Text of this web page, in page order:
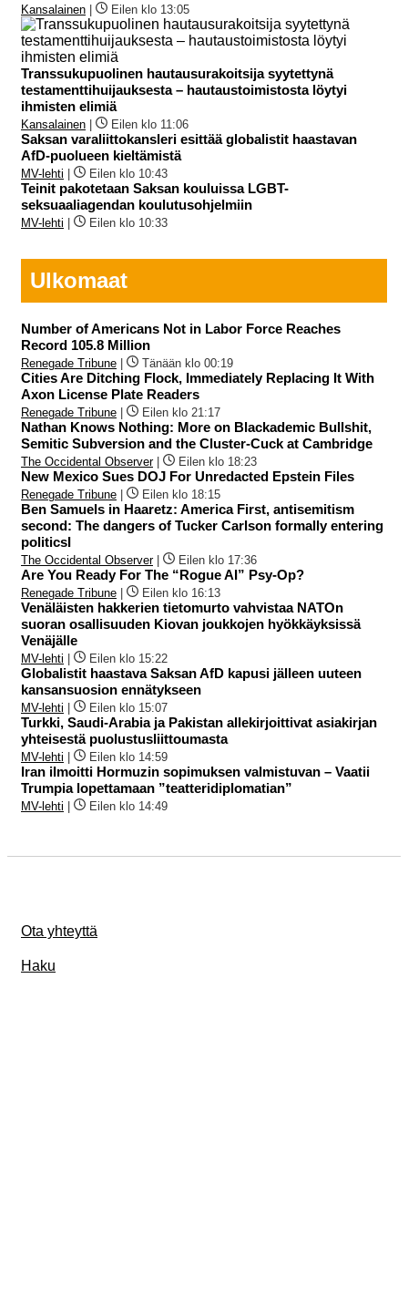
Kansalainen Eilen klo 13:05
Transsukupuolinen hautausurakoitsija syytettynä
testamenttihuijauksesta – hautaustoimistosta löytyi
ihmisten elimiä
Kansalainen Eilen klo 11:06
Saksan varaliittokansleri esittää globalistit haastavan
AfD-puolueen kieltämistä
MV-lehti Eilen klo 10:43
Teinit pakotetaan Saksan kouluissa LGBT-
seksuaaliagendan koulutusohjelmiin
MV-lehti Eilen klo 10:33
Ulkomaat
Number of Americans Not in Labor Force Reaches
Record 105.8 Million
Renegade Tribune Tänään klo 00:19
Cities Are Ditching Flock, Immediately Replacing It With
Axon License Plate Readers
Renegade Tribune Eilen klo 21:17
Nathan Knows Nothing: More on Blackademic Bullshit,
Semitic Subversion and the Cluster-Cuck at Cambridge
The Occidental Observer| Eilen klo 18:23
New Mexico Sues DOJ For Unredacted Epstein Files
Renegade Tribune Eilen klo 18:15
Ben Samuels in Haaretz: America First, antisemitism
second: The dangers of Tucker Carlson formally entering
politicsI
The Occidental Observer| Eilen klo 17:36
Are You Ready For The “Rogue AI” Psy-Op?
Renegade Tribune Eilen klo 16:13
Venäläisten hakkerien tietomurto vahvistaa NATOn
suoran osallisuuden Kiovan joukkojen hyökkäyksissä
Venäjälle
MV-lehti Eilen klo 15:22
Globalistit haastava Saksan AfD kapusi jälleen uuteen
kansansuosion ennätykseen
MV-lehti Eilen klo 15:07
Turkki, Saudi-Arabia ja Pakistan allekirjoittivat asiakirjan
yhteisestä puolustusliittoumasta
MV-lehti Eilen klo 14:59
Iran ilmoitti Hormuzin sopimuksen valmistuvan – Vaatii
Trumpia lopettamaan ”teatteridiplomatian”
MV-lehti Eilen klo 14:49
Ota yhteyttä
Haku